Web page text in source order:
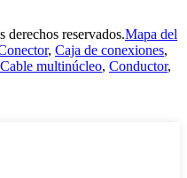
reservados.Mapa del
, Caja de conexiones,
Cable multinúcleo, Conductor,